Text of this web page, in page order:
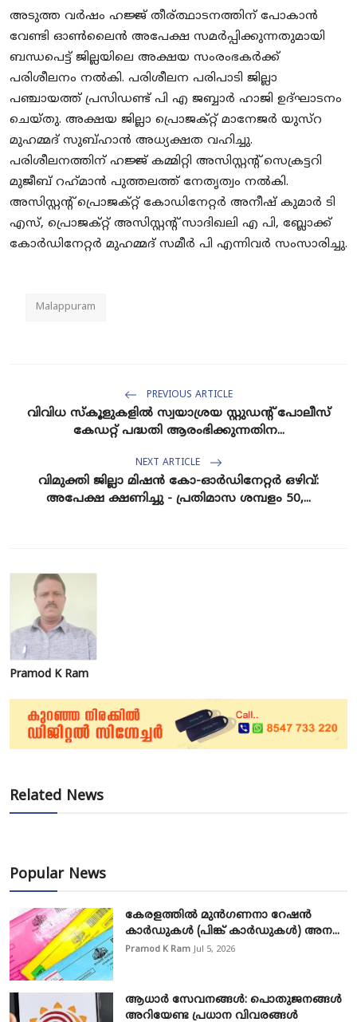
അടുത്ത വർഷം ഹജ്ജ് തീര്ത്ഥാടനത്തിന് പോകാൻ
വേണ്ടി ഓൺലൈൻ അപേക്ഷ സമർപ്പിക്കുന്നതുമായി
ബന്ധപെട്ട് ജില്ലയിലെ അക്ഷയ സംരംഭകർക്ക്
പരിശീലനം നൽകി. പരിശീലന പരിപാടി ജില്ലാ
പഞ്ചായത്ത് പ്രസിഡണ്ട് പി എ ജബ്ബാർ ഹാജി ഉദ്ഘാടനം
ചെയ്തു. അക്ഷയ ജില്ലാ പ്രൊജക്റ്റ് മാനേജർ യുസ്‌റ
മുഹമ്മദ് സുബ്ഹാൻ അധ്യക്ഷത വഹിച്ചു.
പരിശീലനത്തിന് ഹജ്ജ് കമ്മിറ്റി അസിസ്റ്റന്റ് സെക്രട്ടറി
മുജീബ് റഹ്‌മാൻ പുത്തലത്ത് നേതൃത്വം നൽകി.
അസിസ്റ്റന്റ് പ്രൊജക്റ്റ് കോഡിനേറ്റർ അനീഷ് കുമാർ ടി
എസ്, പ്രൊജക്റ്റ് അസിസ്റ്റന്റ് സാദിഖലി എ പി, ബ്ലോക്ക്‌
കോർഡിനേറ്റർ മുഹമ്മദ് സമീർ പി എന്നിവർ സംസാരിച്ചു.
Malappuram
PREVIOUS ARTICLE
വിവിധ സ്കൂളുകളില്‍ സ്വയാശ്രയ സ്റ്റുഡന്‍റ് പോലീസ്
കേഡറ്റ് പദ്ധതി ആരംഭിക്കുന്നതിന...
NEXT ARTICLE
വിമുക്തി ജില്ലാ മിഷൻ കോ-ഓർഡിനേറ്റർ ഒഴിവ്:
അപേക്ഷ ക്ഷണിച്ചു - പ്രതിമാസ ശമ്പളം 50,...
Pramod K Ram
Related News
Popular News
കേരളത്തിൽ മുൻഗണനാ റേഷൻ
കാർഡുകൾ (പിങ്ക് കാർഡുകൾ) അന...
Pramod K Ram Jul 5, 2026
ആധാർ സേവനങ്ങൾ: പൊതുജനങ്ങൾ
അറിയേണ്ട പ്രധാന വിവരങ്ങൾ